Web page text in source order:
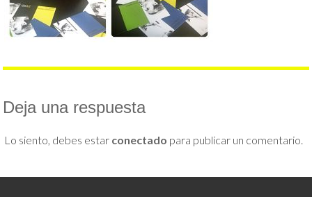
Deja una respuesta
Lo siento, debes estar conectado para publicar un comentario.